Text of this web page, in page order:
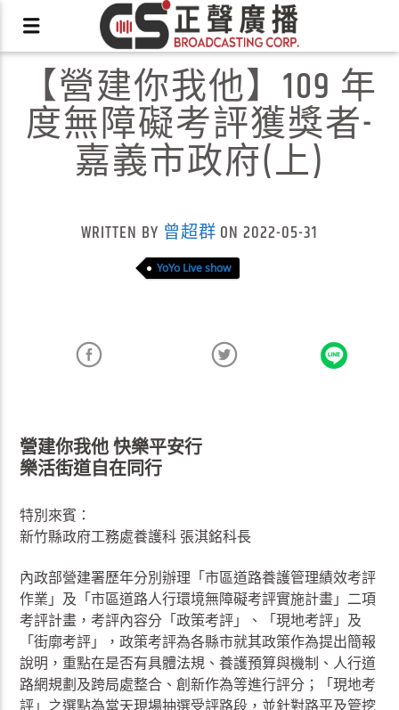
【營建你我他】109 年
度無障礙考評獲獎者-
嘉義市政府(上)
WRITTEN BY 曾超群 ON 2022-05-31
YoYo Live show
營建你我他 快樂平安行
樂活街道自在同行
特別來賓：
新竹縣政府工務處養護科 張淇銘科長
內政部營建署歷年分別辦理「市區道路養護管理績效考評
作業」及「市區道路人行環境無障礙考評實施計畫」二項
考評計畫，考評內容分「政策考評」、「現地考評」及
「街廓考評」，政策考評為各縣市就其政策作為提出簡報
說明，重點在是否有具體法規、養護預算與機制、人行道
路網規劃及跨局處整合、創新作為等進行評分；「現地考
評」之選點為當天現場抽選受評路段，並針對路平及管挖